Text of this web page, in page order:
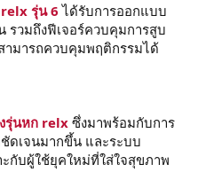
relx รุ่น 6ได้รับการออกแบบ
วมถึงฟีเจอร์ควบคุมการสูบ
ามารถควบคุมพฤติกรรมได้
รุ่นหก relx ซึ่งมาพร้อมกับการ
ดเจนมากขึ้น และระบบ
ะกับผู้ใช้ยุคใหม่ที่ใส่ใจสุขภาพ